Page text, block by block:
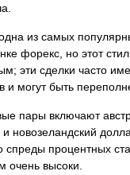
из самых
форекс, но этот
эти сделки часто
и могут быть
пары включают
новозеландский
спреды процентных
очень высоки.